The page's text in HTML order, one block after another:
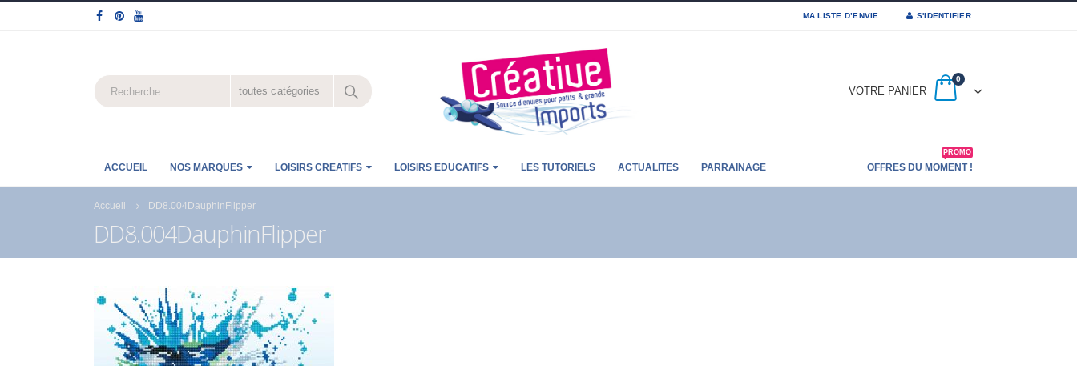
MA LISTE D’ENVIE S'IDENTIFIER
toutes catégories VOTRE PANIER
0
ACCUEIL NOS MARQUES LOISIRS CREATIFS LOISIRS EDUCATIFS LES TUTORIELS ACTUALITES PARRAINAGE OFFRES DU MOMENT !
PROMO
Accueil DD8.004DauphinFlipper
DD8.004DauphinFlipper